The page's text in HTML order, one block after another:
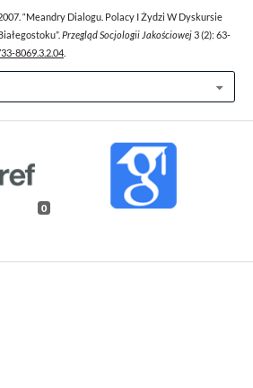
“Meandry Dialogu. Polacy I Żydzi W Dyskursie
Przegląd Socjologii Jakościowej3 (2): 63-
8069.3.2.04.
0